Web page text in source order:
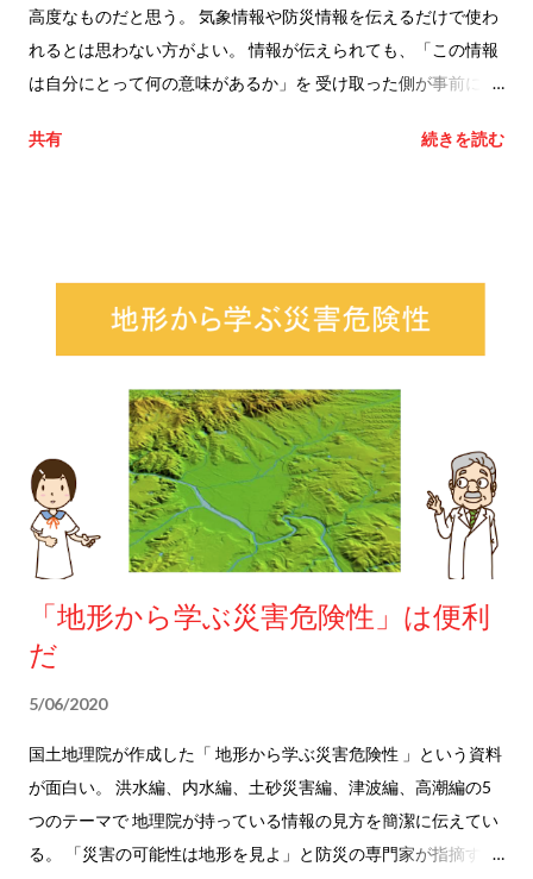
課題である。
高度なものだと思う。 気象情報や防災情報を伝えるだけで使わ
れるとは思わない方がよい。 情報が伝えられても、「この情報
は自分にとって何の意味があるか」を 受け取った側が事前に把
情報を役立ててもらえるようになるだろうか。 「気象情報や防
どのような危険がありますか？ その2：身を守るためには何を
しなければならないですか？ その3：そのタイミングはどの情
見遠回りに見えるこうした働きかけではあるが、 個々人や組織
の防災対応力を向上させていく筋道であると考えている。
共有 続きを読む
「地形から学ぶ災害危険性」は便利
だ
5/06/2020
国土地理院が作成した「 地形から学ぶ災害危険性 」という資料
が面白い。 洪水編、内水編、土砂災害編、津波編、高潮編の5
つのテーマで 地理院が持っている情報の見方を簡潔に伝えてい
る。 「災害の可能性は地形を見よ」と防災の専門家が指摘する